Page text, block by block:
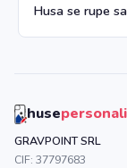
Husa se rupe
huse
GRAVPOINT SRL
CIF: 37797683